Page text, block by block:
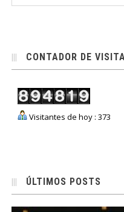
CONTADOR DE
Visitantes de hoy : 373
ÚLTIMOS POSTS